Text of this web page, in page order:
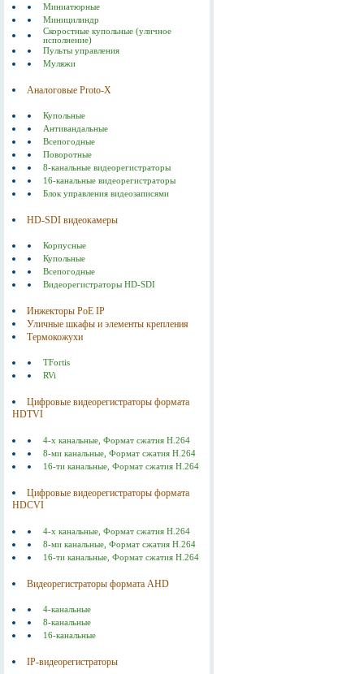
Миниатюрные
Миницилиндр
Скоростные купольные (уличное
исполнение)
Пульты управления
Муляжи
Аналоговые Proto-X
Купольные
Антивандальные
Всепогодные
Поворотные
8-канальные видеорегистраторы
16-канальные видеорегистраторы
Блок управления видеозаписями
HD-SDI видеокамеры
Корпусные
Купольные
Всепогодные
Видеорегистраторы HD-SDI
Инжекторы РоЕ IP
Уличные шкафы и элементы крепления
Термокожухи
TFortis
RVi
Цифровые видеорегистраторы формата
HDTVI
4-х канальные, Формат сжатия Н.264
8-ми канальные, Формат сжатия Н.264
16-ти канальные, Формат сжатия Н.264
Цифровые видеорегистраторы формата
HDCVI
4-х канальные, Формат сжатия Н.264
8-ми канальные, Формат сжатия Н.264
16-ти канальные, Формат сжатия Н.264
Видеорегистраторы формата AHD
4-канальные
8-канальные
16-канальные
IP-видеорегистраторы